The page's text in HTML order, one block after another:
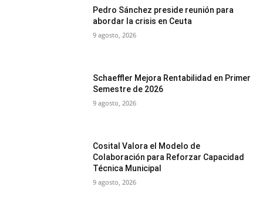
Pedro Sánchez preside reunión para
abordar la crisis en Ceuta
9 agosto, 2026
Schaeffler Mejora Rentabilidad en Primer
Semestre de 2026
9 agosto, 2026
Cosital Valora el Modelo de
Colaboración para Reforzar Capacidad
Técnica Municipal
9 agosto, 2026